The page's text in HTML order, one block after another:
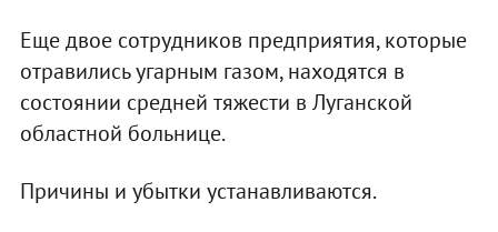
Еще двое сотрудников предприятия, которые
отравились угарным газом, находятся в
состоянии средней тяжести в Луганской
областной больнице.
Причины и убытки устанавливаются.